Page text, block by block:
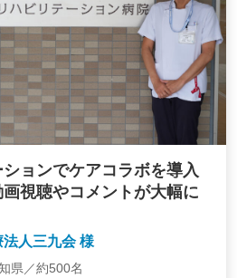
ョンでケアコラボを導入
視聴やコメントが大幅に
法人三九会 様
県／約500名